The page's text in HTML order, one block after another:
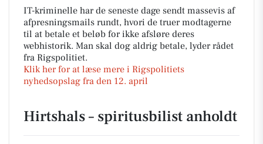
IT-kriminelle har de seneste dage sendt massevis af
afpresningsmails rundt, hvori de truer modtagerne
til at betale et beløb for ikke afsløre deres
webhistorik. Man skal dog aldrig betale, lyder rådet
fra Rigspolitiet.
Klik her for at læse mere i Rigspolitiets
nyhedsopslag fra den 12. april
Hirtshals – spiritusbilist anholdt